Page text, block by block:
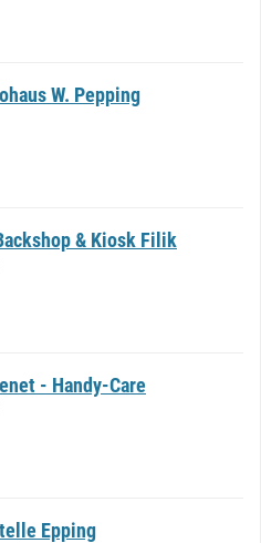
W. Pepping
& Kiosk Filik
- Handy-Care
Epping